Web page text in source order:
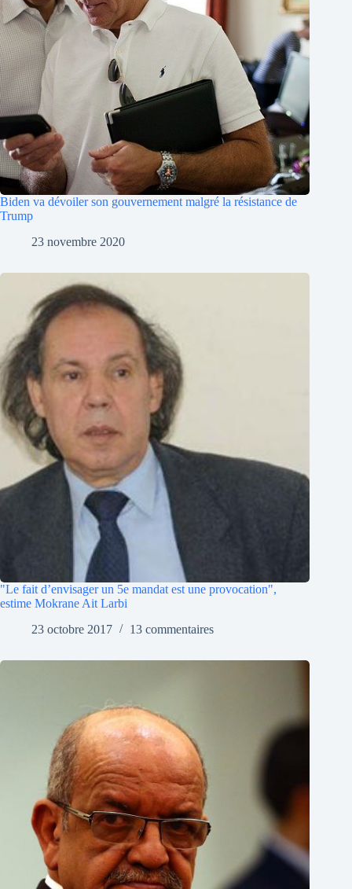
Biden va dévoiler son gouvernement malgré la résistance de
Trump
23 novembre 2020
"Le fait d’envisager un 5e mandat est une provocation",
estime Mokrane Ait Larbi
23 octobre 2017
13 commentaires